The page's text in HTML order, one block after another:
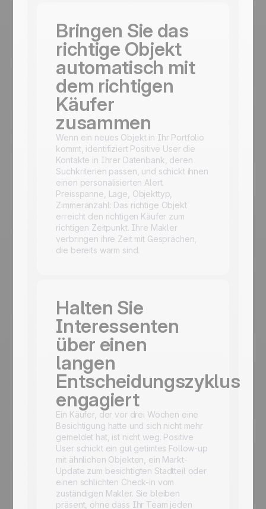
Bringen Sie das
richtige Objekt
automatisch mit
dem richtigen
Käufer
zusammen
Wenn ein neues Objekt in Ihr Portfolio
kommt, identifiziert Positive User die
Kontakte in Ihrer Datenbank, deren
Suchkriterien passen, und schickt ihnen
einen personalisierten Alert.
Preisspanne, Lage, Objekttyp,
Zimmeranzahl: Das richtige Objekt
erreicht den richtigen Käufer zum
richtigen Zeitpunkt. Ihre Makler
verbringen ihre Zeit mit Gesprächen,
die bereits warm sind.
Halten Sie
Interessenten
über einen
langen
Entscheidungszyklus
engagiert
Ein Käufer, der vor drei Wochen eine
Besichtigung hatte und sich nicht mehr
gemeldet hat, ist nicht weg. Positive
User schickt ein gut getimtes Follow-up
mit ähnlichen Objekten, ein Markt-
Update zum besichtigten Stadtteil oder
einen schlichten Check-in vom
zuständigen Makler. Sie bleiben
präsent, ohne dass Ihr Team jeden